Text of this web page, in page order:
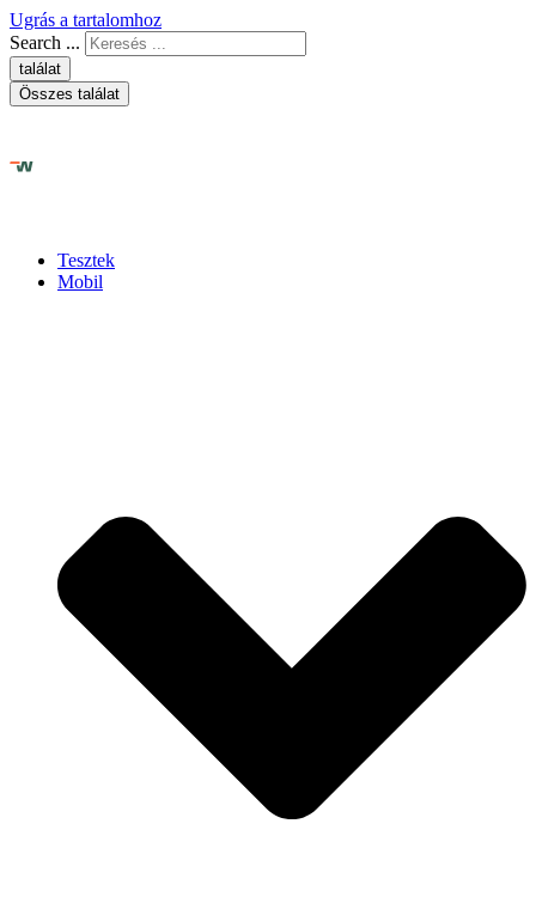
Ugrás a tartalomhoz
Search ...
találat
Összes találat
Tesztek
Mobil